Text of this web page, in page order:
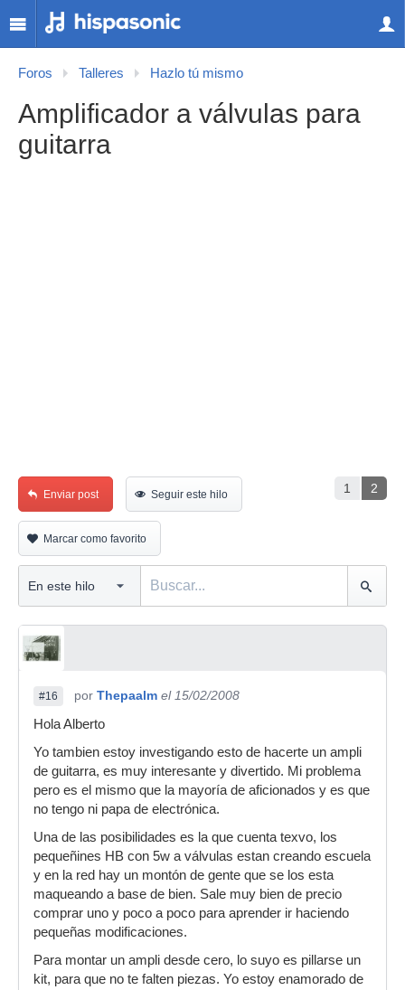
Foros Talleres Hazlo tú mismo
Amplificador a válvulas para
guitarra
1 2
Enviar post Seguir este hilo
Marcar como favorito
#16 por Thepaalm el 15/02/2008
Hola Alberto
Yo tambien estoy investigando esto de hacerte un ampli
de guitarra, es muy interesante y divertido. Mi problema
pero es el mismo que la mayoría de aficionados y es que
no tengo ni papa de electrónica.
Una de las posibilidades es la que cuenta texvo, los
pequeñines HB con 5w a válvulas estan creando escuela
y en la red hay un montón de gente que se los esta
maqueando a base de bien. Sale muy bien de precio
comprar uno y poco a poco para aprender ir haciendo
pequeñas modificaciones.
Para montar un ampli desde cero, lo suyo es pillarse un
kit, para que no te falten piezas. Yo estoy enamorado de